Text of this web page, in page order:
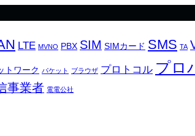
LTE MVNO PBX SIM SIMカード SMS TA
トワーク パケット ブラウザ プロトコル プロ
事業者 電電公社